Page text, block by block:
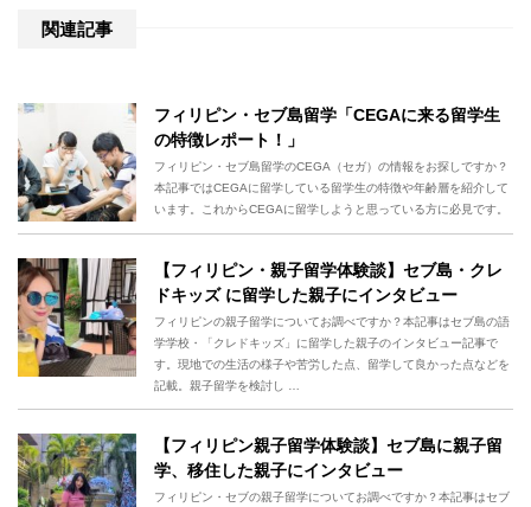
関連記事
フィリピン・セブ島留学「CEGAに来る留学生
の特徴レポート！」
フィリピン・セブ島留学のCEGA（セガ）の情報をお探しですか？
本記事ではCEGAに留学している留学生の特徴や年齢層を紹介して
います。これからCEGAに留学しようと思っている方に必見です。
【フィリピン・親子留学体験談】セブ島・クレ
ドキッズ に留学した親子にインタビュー
フィリピンの親子留学についてお調べですか？本記事はセブ島の語
学学校・「クレドキッズ」に留学した親子のインタビュー記事で
す。現地での生活の様子や苦労した点、留学して良かった点などを
記載。親子留学を検討し …
【フィリピン親子留学体験談】セブ島に親子留
学、移住した親子にインタビュー
フィリピン・セブの親子留学についてお調べですか？本記事はセブ